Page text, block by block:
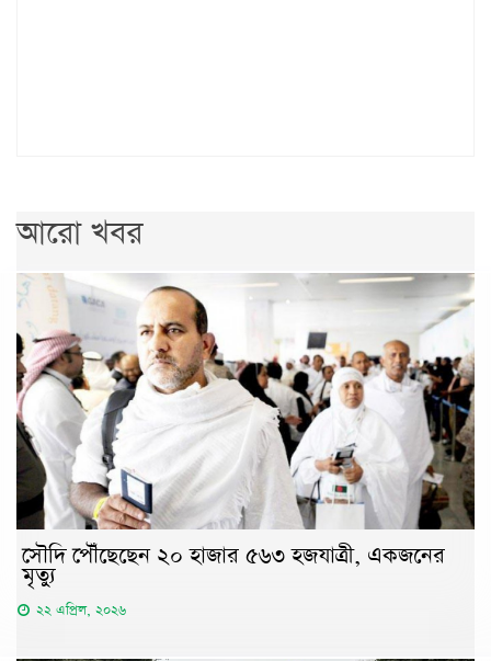
আরো খবর
সৌদি পৌঁছেছেন ২০ হাজার ৫৬৩ হজযাত্রী, একজনের
মৃত্যু
২২ এপ্রিল, ২০২৬